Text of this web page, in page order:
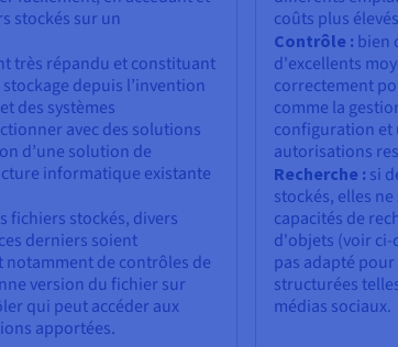
stockés sur un
très répandu et constituant
depuis l’invention
des systèmes
avec des solutions
d’une solution de
informatique existante
fichiers stockés, divers
derniers soient
de contrôles de
version du fichier sur
qui peut accéder aux
apportées.
coûts plus
Contrôle : bien
d'excellents
correctement
comme la
configuration et
autorisations
Recherche : si
stockés, elles
capacités de
d'objets (voir ci-
pas adapté
structurées
médias sociaux.